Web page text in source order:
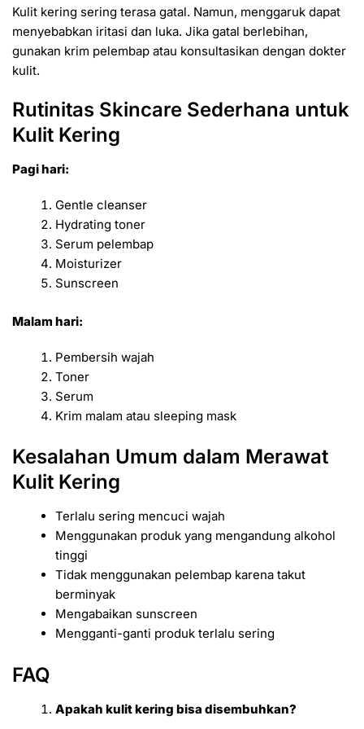
Kulit kering sering terasa gatal. Namun, menggaruk dapat
menyebabkan iritasi dan luka. Jika gatal berlebihan,
gunakan krim pelembap atau konsultasikan dengan dokter
kulit.
Rutinitas Skincare Sederhana untuk
Kulit Kering
Pagi hari:
Gentle cleanser
Hydrating toner
Serum pelembap
Moisturizer
Sunscreen
Malam hari:
Pembersih wajah
Toner
Serum
Krim malam atau sleeping mask
Kesalahan Umum dalam Merawat
Kulit Kering
Terlalu sering mencuci wajah
Menggunakan produk yang mengandung alkohol
tinggi
Tidak menggunakan pelembap karena takut
berminyak
Mengabaikan sunscreen
Mengganti-ganti produk terlalu sering
FAQ
Apakah kulit kering bisa disembuhkan?